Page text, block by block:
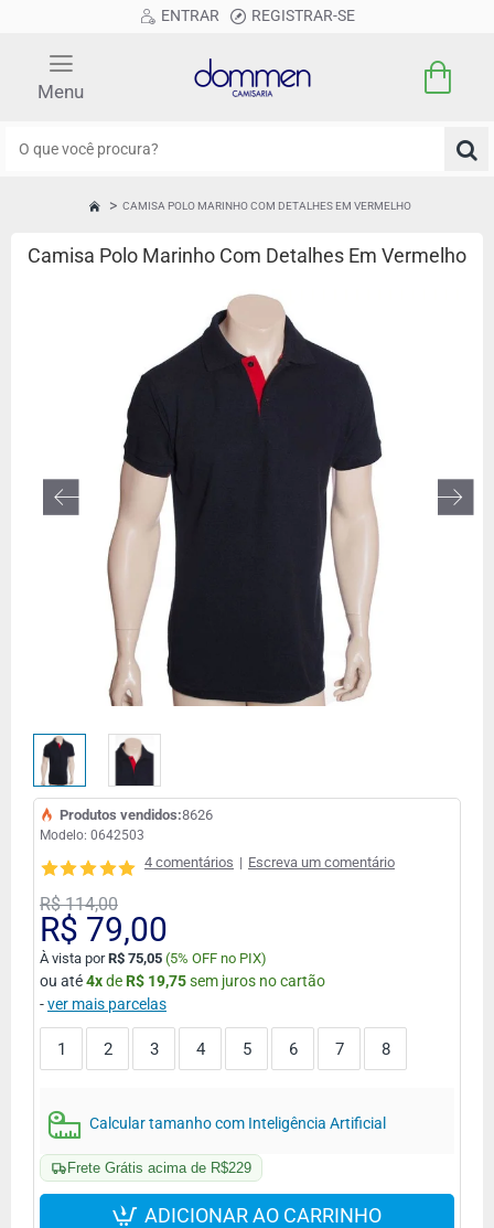
ENTRAR REGISTRAR-SE
CAMISA POLO MARINHO COM DETALHES EM VERMELHO
Camisa Polo Marinho Com Detalhes Em Vermelho
Frete Grátis acima de R$229
Calcular tamanho com Inteligência Artificial
Modelo: 0642503
Produtos vendidos:8626
4 comentários | Escreva um comentário
R$ 79,00
R$ 114,00
À vista porR$ 75,05 (5% OFF no PIX)
ou até4xdeR$ 19,75sem juros no cartão
-ver mais parcelas
1 2 3 4 5 6 7 8
ADICIONAR AO CARRINHO